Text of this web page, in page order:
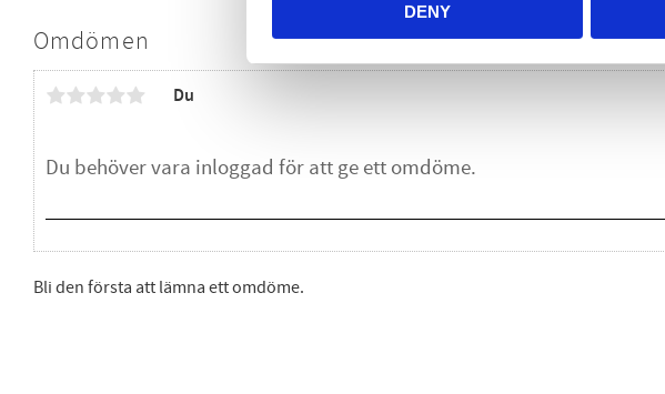
DENY
Omdömen
Du
Bli den första att lämna ett omdöme.